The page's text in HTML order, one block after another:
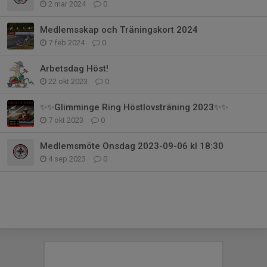
2 mar 2024 0
Medlemsskap och Träningskort 2024
7 feb 2024 0
Arbetsdag Höst!
22 okt 2023 0
✨✨Glimminge Ring Höstlovsträning 2023✨✨
7 okt 2023 0
Medlemsmöte Onsdag 2023-09-06 kl 18:30
4 sep 2023 0